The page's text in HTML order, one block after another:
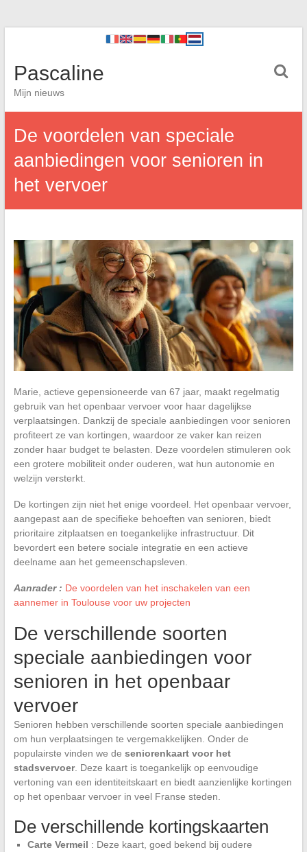
Pascaline
Mijn nieuws
De voordelen van speciale
aanbiedingen voor senioren in
het vervoer
Marie, actieve gepensioneerde van 67 jaar, maakt regelmatig
gebruik van het openbaar vervoer voor haar dagelijkse
verplaatsingen. Dankzij de speciale aanbiedingen voor senioren
profiteert ze van kortingen, waardoor ze vaker kan reizen
zonder haar budget te belasten. Deze voordelen stimuleren ook
een grotere mobiliteit onder ouderen, wat hun autonomie en
welzijn versterkt.
De kortingen zijn niet het enige voordeel. Het openbaar vervoer,
aangepast aan de specifieke behoeften van senioren, biedt
prioritaire zitplaatsen en toegankelijke infrastructuur. Dit
bevordert een betere sociale integratie en een actieve
deelname aan het gemeenschapsleven.
Aanrader : De voordelen van het inschakelen van een
aannemer in Toulouse voor uw projecten
De verschillende soorten
speciale aanbiedingen voor
senioren in het openbaar
vervoer
Senioren hebben verschillende soorten speciale aanbiedingen
om hun verplaatsingen te vergemakkelijken. Onder de
populairste vinden we de seniorenkaart voor het
stadsvervoer. Deze kaart is toegankelijk op eenvoudige
vertoning van een identiteitskaart en biedt aanzienlijke kortingen
op het openbaar vervoer in veel Franse steden.
De verschillende kortingskaarten
Carte Vermeil : Deze kaart, goed bekend bij oudere